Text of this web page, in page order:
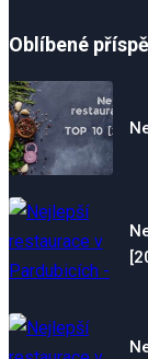
Oblíbené